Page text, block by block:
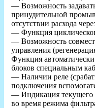
— Возможность
принудительной
отсутствии расхода
— Функция
— Возможность
управления
Функция
блоков специальным
— Наличии реле
подключения
— Индикация текущего
во время режима